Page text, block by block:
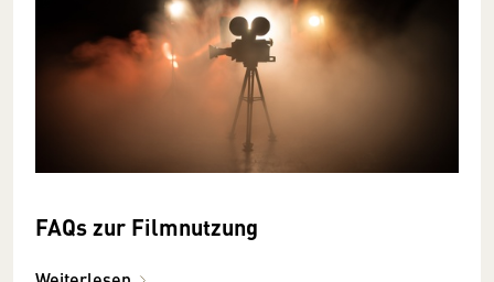
FAQs zur Filmnutzung